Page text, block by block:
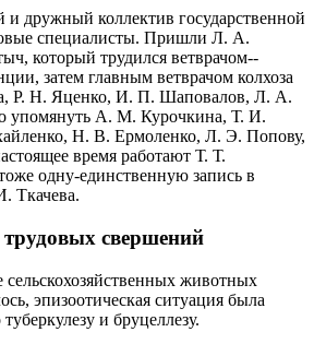
и дружный коллектив государственной
специалисты. Пришли Л. А.
который трудился ветврачом-­
затем главным ветврачом колхоза
Р. Н. Яценко, И. П. Шаповалов, Л. А.
упомянуть А. М. Курочкина, Т. И.
Н. В. Ермоленко, Л. Э. Попову,
время работают Т. Т.
одну-единственную запись в
Ткачева.
свершений
сельскохозяйственных животных
эпизоотическая ситуация была
и бруцеллезу.